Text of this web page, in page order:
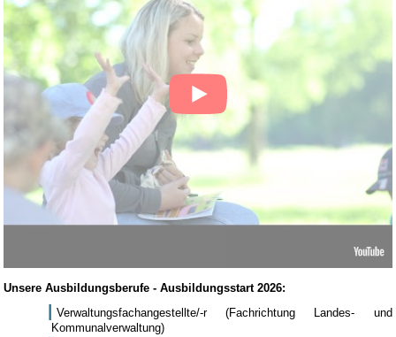
Unsere Ausbildungsberufe - Ausbildungsstart 2026:
Verwaltungsfachangestellte/-r (Fachrichtung Landes- und
Kommunalverwaltung)